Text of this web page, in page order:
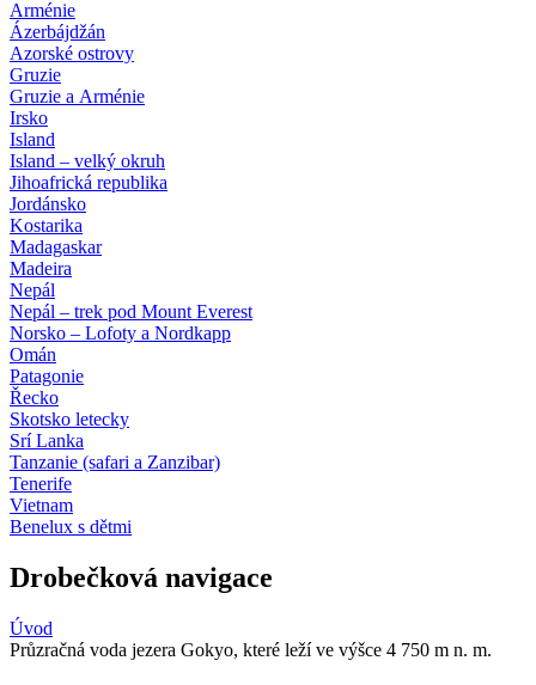
Arménie
Ázerbájdžán
Azorské ostrovy
Gruzie
Gruzie a Arménie
Irsko
Island
Island – velký okruh
Jihoafrická republika
Jordánsko
Kostarika
Madagaskar
Madeira
Nepál
Nepál – trek pod Mount Everest
Norsko – Lofoty a Nordkapp
Omán
Patagonie
Řecko
Skotsko letecky
Srí Lanka
Tanzanie (safari a Zanzibar)
Tenerife
Vietnam
Benelux s dětmi
Drobečková navigace
Úvod
Průzračná voda jezera Gokyo, které leží ve výšce 4 750 m n. m.